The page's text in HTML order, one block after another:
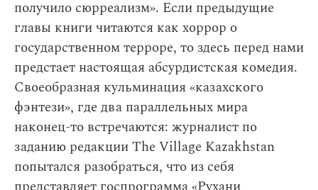
получило сюрреализм». Если предыдущие
главы книги читаются как хоррор о
государственном терроре, то здесь перед нами
предстает настоящая абсурдистская комедия.
Своеобразная кульминация «казахского
фэнтези», где два параллельных мира
наконец-то встречаются: журналист по
заданию редакции The Village Kazakhstan
попытался разобраться, что из себя